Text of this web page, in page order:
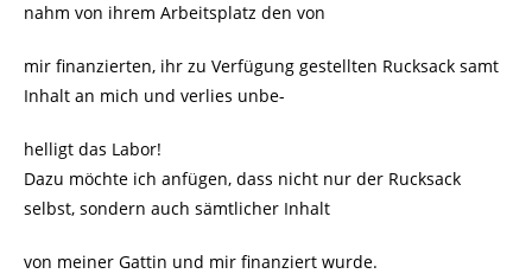
nahm von ihrem Arbeitsplatz den von
mir finanzierten, ihr zu Verfügung gestellten Rucksack samt
Inhalt an mich und verlies unbe-
helligt das Labor!
Dazu möchte ich anfügen, dass nicht nur der Rucksack
selbst, sondern auch sämtlicher Inhalt
von meiner Gattin und mir finanziert wurde.